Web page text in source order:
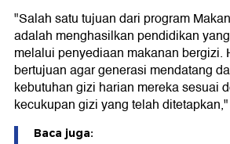
"Salah satu tujuan dari program
adalah menghasilkan pendidikan
melalui penyediaan makanan bergizi.
bertujuan agar generasi mendatang
kebutuhan gizi harian mereka sesuai
kecukupan gizi yang telah
Baca juga: